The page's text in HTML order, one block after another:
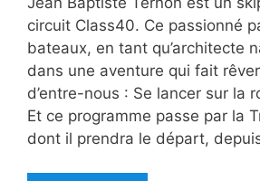
circuit Class40. Ce passionné
bateaux, en tant qu’architecte
dans une aventure qui fait
d’entre-nous : Se lancer sur la
Et ce programme passe par la
dont il prendra le départ,